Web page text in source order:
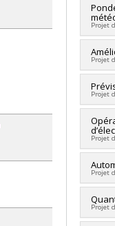
Projet
Projet
Projet
Projet
Projet
Projet